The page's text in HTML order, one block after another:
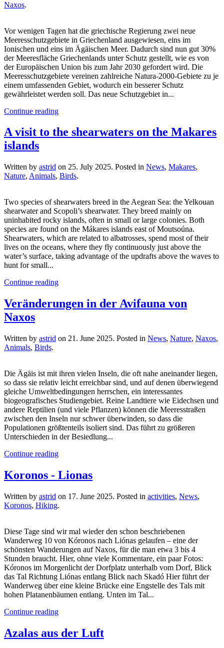
Naxos.
Vor wenigen Tagen hat die griechische Regierung zwei neue
Meeresschutzgebiete in Griechenland ausgewiesen, eins im
Ionischen und eins im Ägäischen Meer. Dadurch sind nun gut 30%
der Meeresfläche Griechenlands unter Schutz gestellt, wie es von
der Europäischen Union bis zum Jahr 2030 gefordert wird. Die
Meeresschutzgebiete vereinen zahlreiche Natura-2000-Gebiete zu je
einem umfassenden Gebiet, wodurch ein besserer Schutz
gewährleistet werden soll. Das neue Schutzgebiet in...
Continue reading
A visit to the shearwaters on the Makares
islands
Written by astrid on 25. July 2025. Posted in News, Makares,
Nature, Animals, Birds.
Two species of shearwaters breed in the Aegean Sea: the Yelkouan
shearwater and Scopoli’s shearwater. They breed mainly on
uninhabited rocky islands, often in small or large colonies. Both
species are found on the Mákares islands east of Moutsoúna.
Shearwaters, which are related to albatrosses, spend most of their
lives on the oceans, where they fly continuously just above the
water’s surface, taking advantage of the updrafts above the waves to
hunt for small...
Continue reading
Veränderungen in der Avifauna von
Naxos
Written by astrid on 21. June 2025. Posted in News, Nature, Naxos,
Animals, Birds.
Die Ägäis ist mit ihren vielen Inseln, die oft nahe aneinander liegen,
so dass sie relativ leicht erreichbar sind, und auf denen überwiegend
gleiche Umweltbedingungen herrschen, ein interessantes
biogeografisches Studiengebiet. Reine Landtiere wie Eidechsen und
andere Reptilien (und viele Pflanzen) können die Meeresstraßen
zwischen den Inseln nur schwer überwinden, so dass die
Populationen größtenteils isoliert sind. Das führt zu größeren
Unterschieden in der Besiedlung...
Continue reading
Koronos - Lionas
Written by astrid on 17. June 2025. Posted in activities, News,
Koronos, Hiking.
Diese Tage sind wir mal wieder den schon beschriebenen
Wanderweg 10 von Kóronos nach Liónas gelaufen – eine der
schönsten Wanderungen auf Naxos, für die man etwa 3 bis 4
Stunden braucht. Hier, ohne viele Kommentare, ein paar Fotos:
Kóronos im Morgenlicht der Dorfplatz unterhalb vom Dorf, Blick
das Tal Richtung Liónas entlang Blick nach Skadó Hier führt der
Wanderweg über eine kleine Brücke eine Engstelle des Tals mit
hohen Platanenbäumen entlang. Unten im Tal...
Continue reading
Azalas aus der Luft